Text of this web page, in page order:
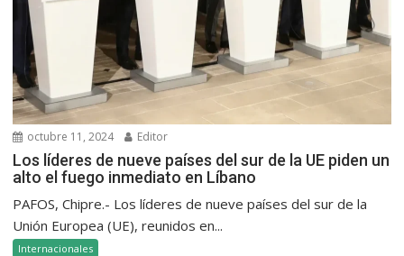
octubre 11, 2024 Editor
Los líderes de nueve países del sur de la UE piden un
alto el fuego inmediato en Líbano
PAFOS, Chipre.- Los líderes de nueve países del sur de la
Unión Europea (UE), reunidos en...
Internacionales